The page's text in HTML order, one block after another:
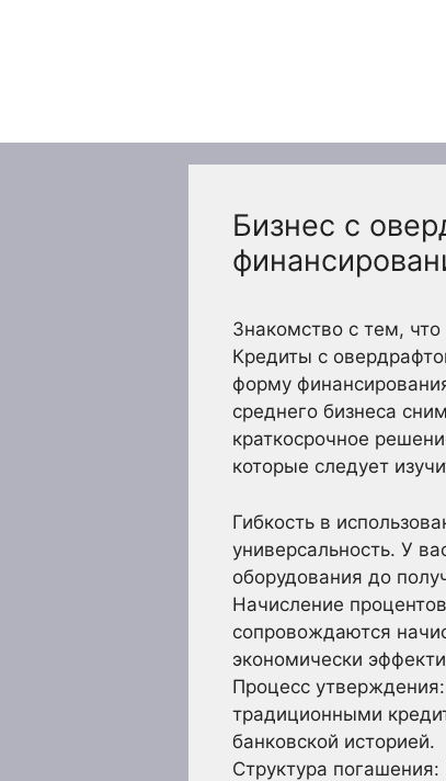
Бизнес с
Знакомство с тем,
Кредиты с
форму
среднего бизнеса
краткосрочное
которые следует
Гибкость в
универсальность. У
оборудования до
Начисление
сопровождаются
экономически
Процесс
традиционными
банковской историей.
Структура